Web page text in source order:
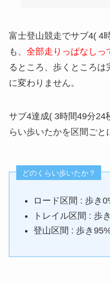
富士登山競走でサブ4( 4
も、 全部走りっぱなしっ
るところ、歩くところ
に変わりません。
サブ4達成( 3時間49分24
らい歩いたかを区間ごと
どのくらい歩いたか？
ロード区間 : 歩き
トレイル区間 : 歩
登山区間 : 歩き